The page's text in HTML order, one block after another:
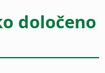
določeno